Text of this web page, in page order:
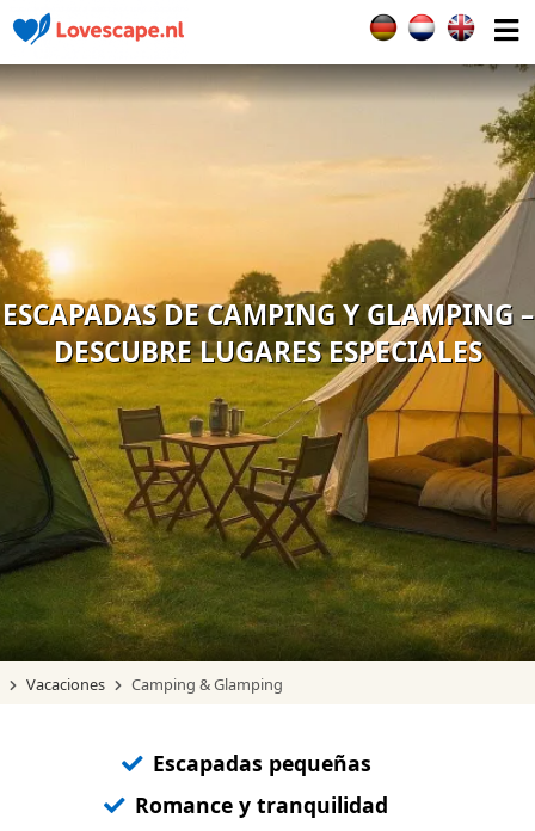
Seleccione su
ESCAPADAS DE CAMPING Y GLAMPING –
DESCUBRE LUGARES ESPECIALES
Vacaciones Camping & Glamping
Escapadas pequeñas
Romance y tranquilidad